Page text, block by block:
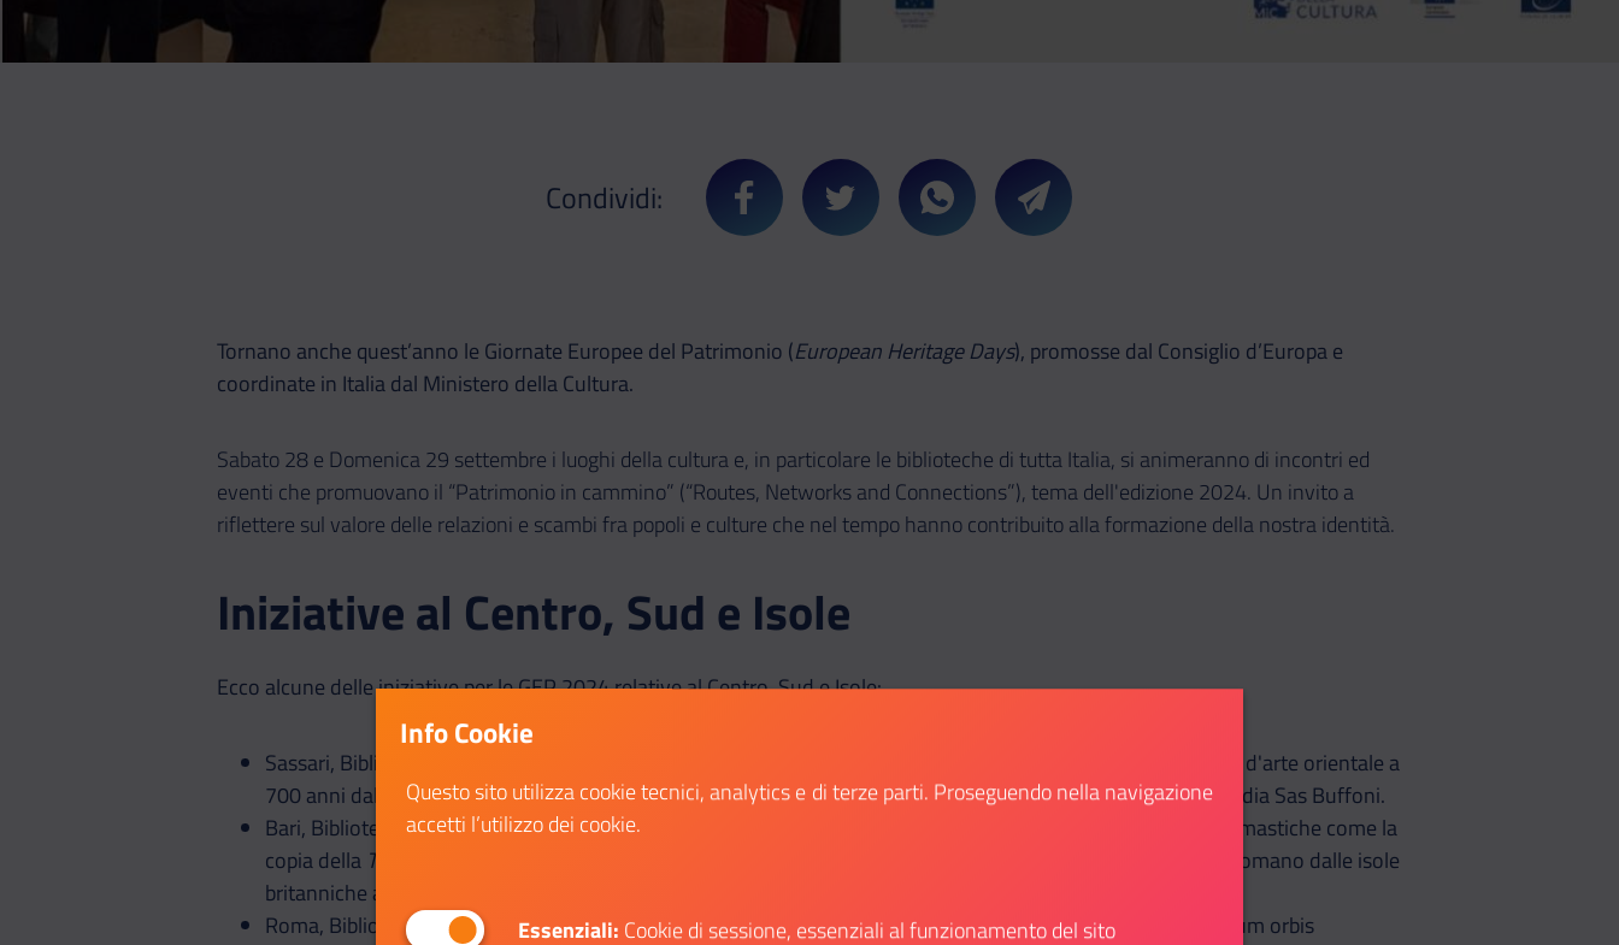
Condividi: Condividi su Facebook
Condividi su TwitterCondividi su Whatsapp
Condividi su Telegram
Tornano anche quest’anno le Giornate Europee del Patrimonio (European Heritage Days), promosse dal Consiglio d’Europa e
coordinate in Italia dal Ministero della Cultura.
Sabato 28 e Domenica 29 settembre i luoghi della cultura e, in particolare le biblioteche di tutta Italia, si animeranno di incontri ed
eventi che promuovano il “Patrimonio in cammino” (“Routes, Networks and Connections”), tema dell'edizione 2024. Un invito a
riflettere sul valore delle relazioni e scambi fra popoli e culture che nel tempo hanno contribuito alla formazione della nostra identità.
Iniziative al Centro, Sud e Isole
Ecco alcune delle iniziative per le GEP 2024 relative al Centro, Sud e Isole:
Sassari, Biblioteca universitaria (28/9, h 17-20): In viaggio verso Oriente – visite guidate, libri ed illustrazioni d'arte orientale a
700 anni dalla morte di Marco Polo. MostraRicordi e colori d'Oriente - Acquarelli e libri d'arte cinesidi Leokadia Sas Buffoni.
Bari, Biblioteca nazionale "Sagarriga Visconti Volpi" (28-29/9, h 9-13): in mostra carte geografiche e toponomastiche come la
copia della Tabula Peutingeriana
(XII-XIII sec.), un'antica carta romana che mostra le vie stradali dell'Impero romano dalle isole
britanniche alla regione mediterranea e dal Medio Oriente alle Indie e all'Asia Centrale.
Roma, Biblioteca Vallicelliana (28/9, h 10-13): visita guidata al Salone Borromini ed esposizione del “Theatrum orbis
Info Cookie
Questo sito utilizza cookie tecnici, analytics e di terze parti. Proseguendo nella navigazione
accetti l’utilizzo dei cookie.
Essenziali: Cookie di sessione, essenziali al funzionamento del sito